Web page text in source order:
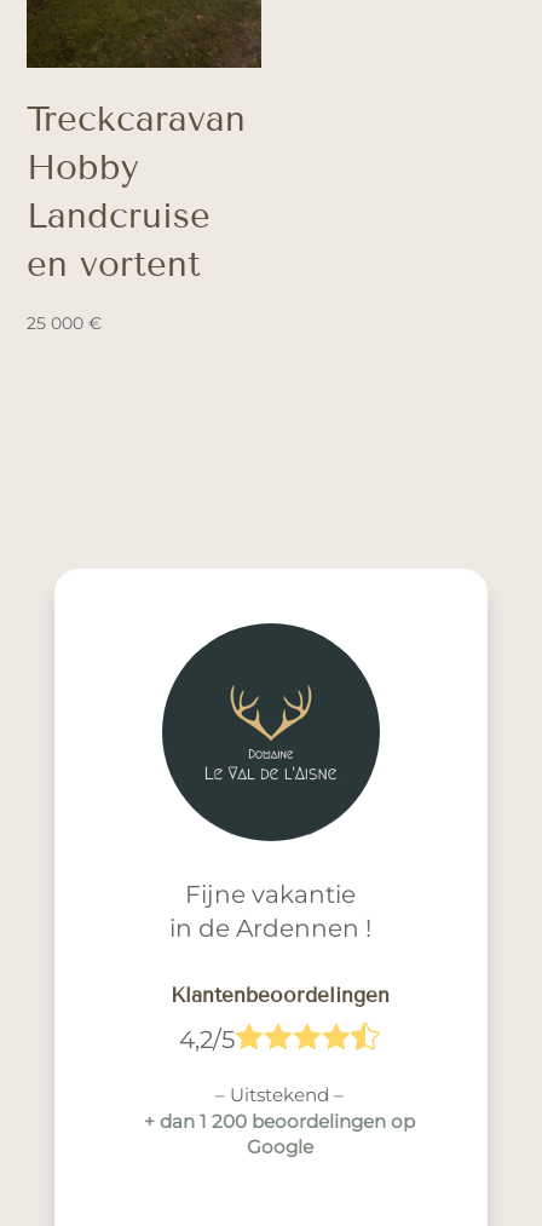
Treckcaravan
Hobby
Landcruise
en vortent
25 000€
Fijne vakantie
in de Ardennen !
Klantenbeoordelingen
4,2/5
– Uitstekend –
+ dan 1 200 beoordelingen op
Google